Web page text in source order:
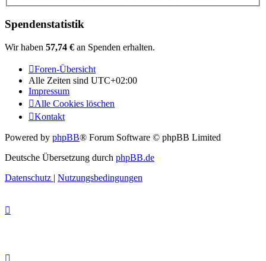
Spendenstatistik
Wir haben 57,74 € an Spenden erhalten.
Foren-Übersicht
Alle Zeiten sind UTC+02:00
Impressum
Alle Cookies löschen
Kontakt
Powered by phpBB® Forum Software © phpBB Limited
Deutsche Übersetzung durch phpBB.de
Datenschutz | Nutzungsbedingungen